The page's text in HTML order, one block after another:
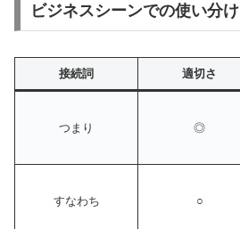
ビジネスシーンでの使い分け
接続詞 適切さ
つまり ◎
すなわち ○